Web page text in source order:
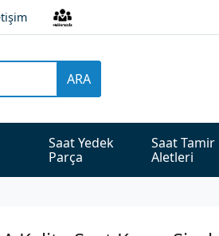
ARA
Saat Yedek
Parça
Saat Tamir
Aletleri